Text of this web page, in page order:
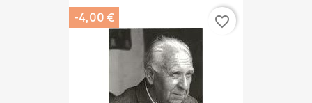
-4,00 € favorite_border